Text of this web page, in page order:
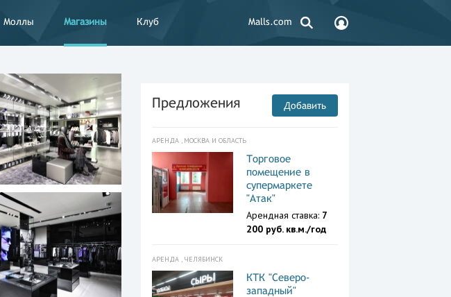
Моллы Магазины Клуб Malls.com
Предложения Добавить
АРЕНДА , МОСКВА И ОБЛАСТЬ
Торговое
помещение в
супермаркете
"Атак"
Арендная ставка: 7
200 руб. кв.м./год
АРЕНДА , ЧЕЛЯБИНСК
КТК "Северо-
западный"